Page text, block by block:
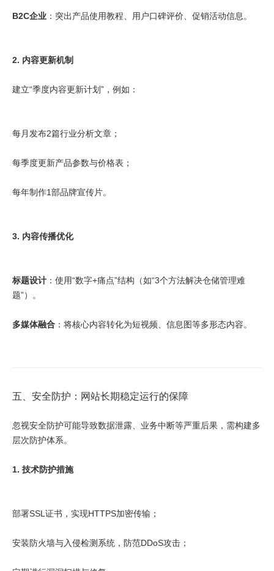
B2C企业 ：突出产品使用教程、用户口碑评价、促销活动信息。
2. 内容更新机制
建立“季度内容更新计划”，例如：
每月发布2篇行业分析文章；
每季度更新产品参数与价格表；
每年制作1部品牌宣传片。
3. 内容传播优化
标题设计 ：使用“数字+痛点”结构（如“3个方法解决仓储管理难
题”）。
多媒体融合 ：将核心内容转化为短视频、信息图等多形态内容。
五、安全防护：网站长期稳定运行的保障
忽视安全防护可能导致数据泄露、业务中断等严重后果，需构建多
层次防护体系。
1. 技术防护措施
部署SSL证书，实现HTTPS加密传输；
安装防火墙与入侵检测系统，防范DDoS攻击；